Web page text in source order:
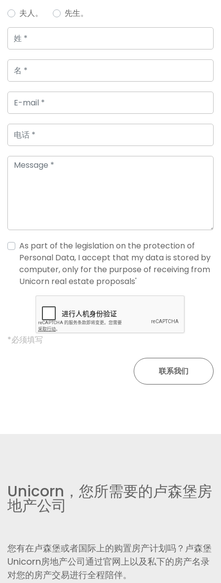
夫人。 先生。
As part of the legislation on the protection of
Personal Data, I accept that my data is stored by
computer, only for the purpose of receiving from
Unicorn real estate proposals'
*必须填写
Unicorn，您所需要的卢森堡房
地产公司
您有在卢森堡或者国际上的购置房产计划吗？卢森堡
Unicorn房地产公司通过官网上以及私下的房产名录
对您的房产交易进行全程陪伴。